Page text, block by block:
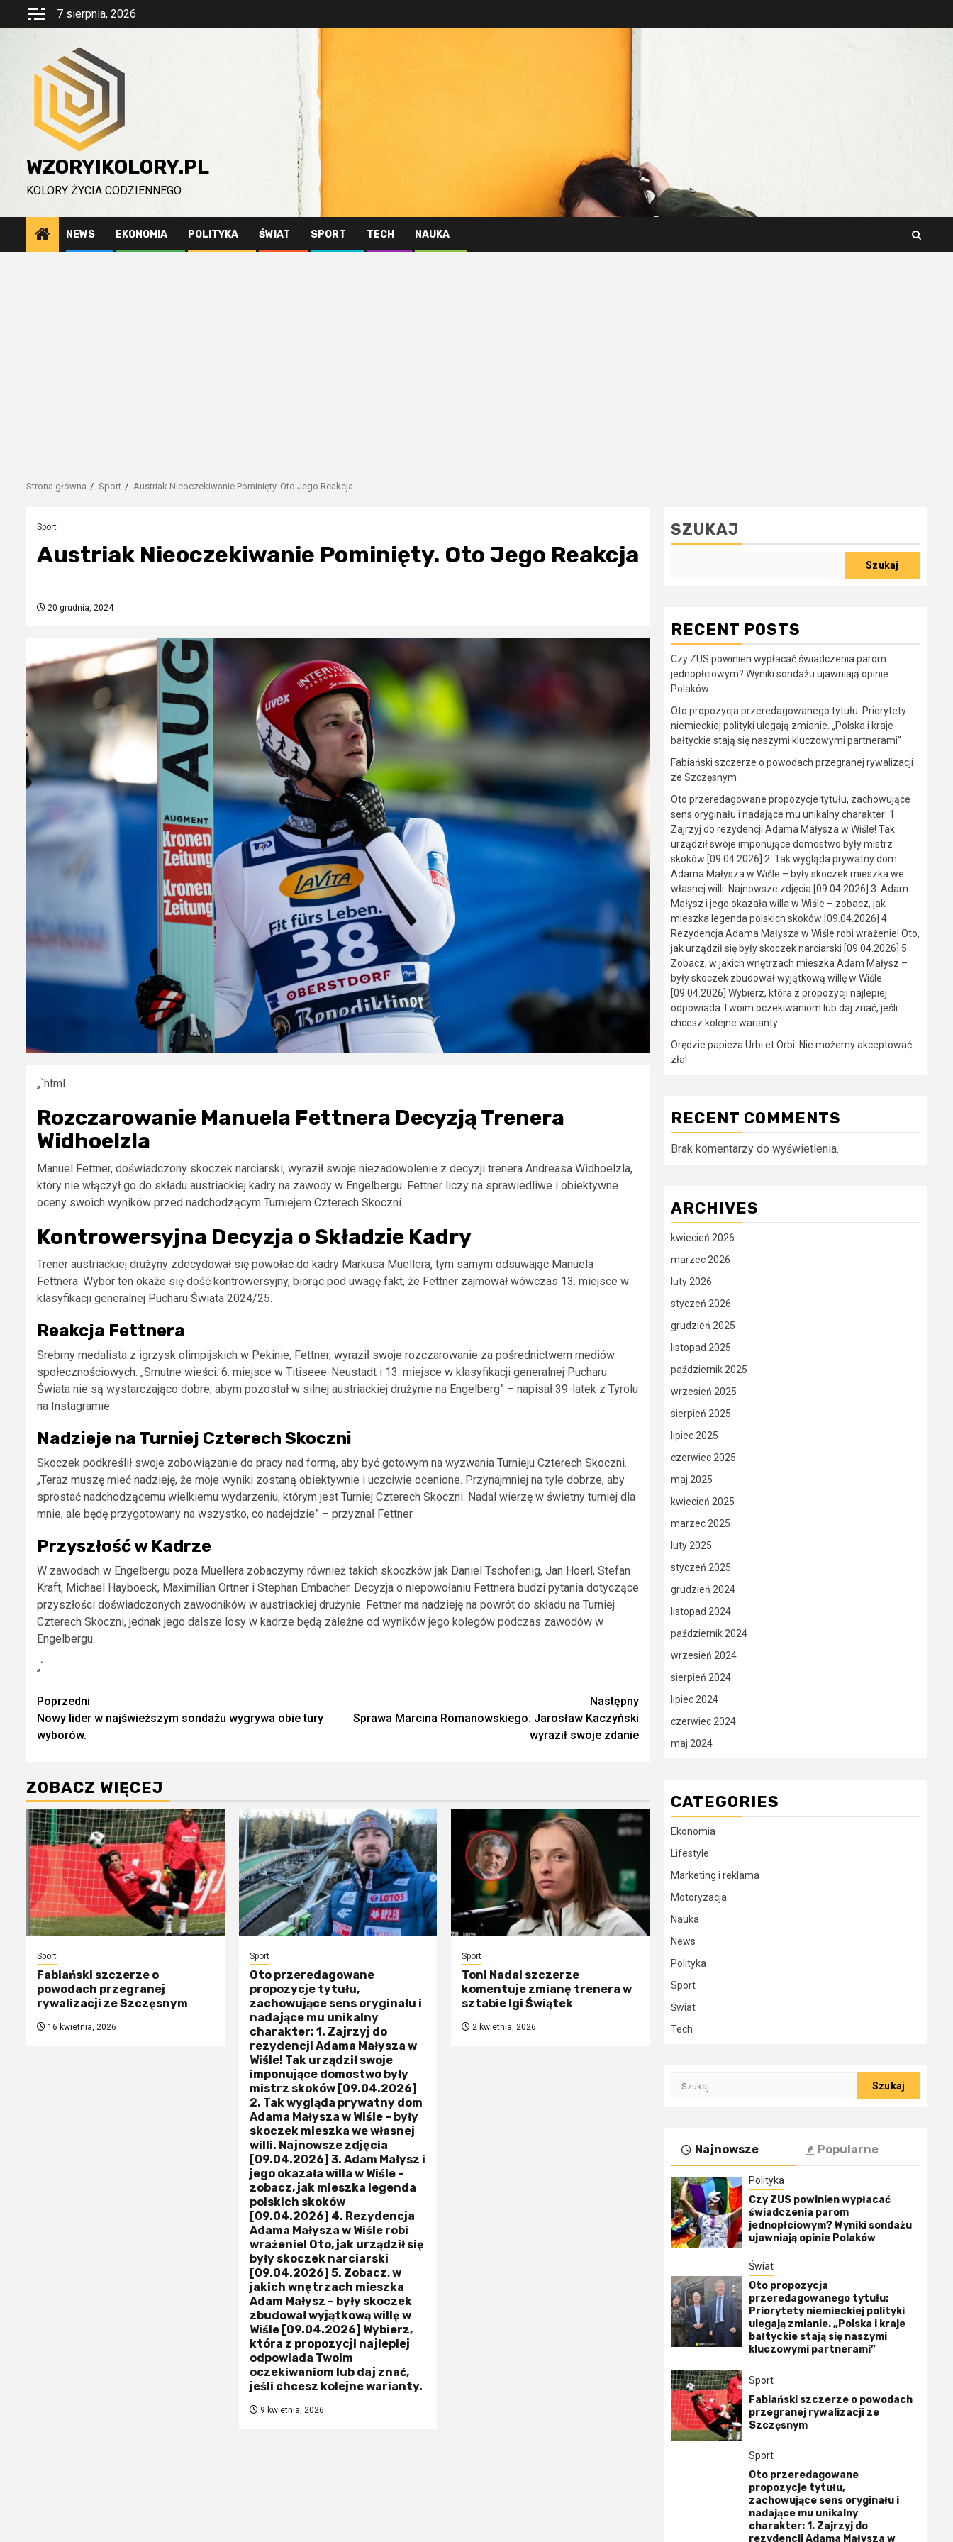
Przejdź
7 sierpnia, 2026
WZORYIKOLORY.PL
KOLORY ŻYCIA CODZIENNEGO
NEWS EKONOMIA POLITYKA ŚWIAT SPORT TECH NAUKA
Strona główna Sport Austriak Nieoczekiwanie Pominięty. Oto Jego Reakcja
Sport
Austriak Nieoczekiwanie Pominięty. Oto Jego Reakcja
20 grudnia, 2024
„`html
Rozczarowanie Manuela Fettnera Decyzją Trenera
Widhoelzla
Manuel Fettner, doświadczony skoczek narciarski, wyraził swoje niezadowolenie z decyzji trenera Andreasa Widhoelzla,
który nie włączył go do składu austriackiej kadry na zawody w Engelbergu. Fettner liczy na sprawiedliwe i obiektywne
oceny swoich wyników przed nadchodzącym Turniejem Czterech Skoczni.
Kontrowersyjna Decyzja o Składzie Kadry
Trener austriackiej drużyny zdecydował się powołać do kadry Markusa Muellera, tym samym odsuwając Manuela
Fettnera. Wybór ten okaże się dość kontrowersyjny, biorąc pod uwagę fakt, że Fettner zajmował wówczas 13. miejsce w
klasyfikacji generalnej Pucharu Świata 2024/25.
Reakcja Fettnera
Srebrny medalista z igrzysk olimpijskich w Pekinie, Fettner, wyraził swoje rozczarowanie za pośrednictwem mediów
społecznościowych. „Smutne wieści: 6. miejsce w Titiseee-Neustadt i 13. miejsce w klasyfikacji generalnej Pucharu
Świata nie są wystarczająco dobre, abym pozostał w silnej austriackiej drużynie na Engelberg” – napisał 39-latek z Tyrolu
na Instagramie.
Nadzieje na Turniej Czterech Skoczni
Skoczek podkreślił swoje zobowiązanie do pracy nad formą, aby być gotowym na wyzwania Turnieju Czterech Skoczni.
„Teraz muszę mieć nadzieję, że moje wyniki zostaną obiektywnie i uczciwie ocenione. Przynajmniej na tyle dobrze, aby
sprostać nadchodzącemu wielkiemu wydarzeniu, którym jest Turniej Czterech Skoczni. Nadal wierzę w świetny turniej dla
mnie, ale będę przygotowany na wszystko, co nadejdzie” – przyznał Fettner.
Przyszłość w Kadrze
W zawodach w Engelbergu poza Muellera zobaczymy również takich skoczków jak Daniel Tschofenig, Jan Hoerl, Stefan
Kraft, Michael Hayboeck, Maximilian Ortner i Stephan Embacher. Decyzja o niepowołaniu Fettnera budzi pytania dotyczące
przyszłości doświadczonych zawodników w austriackiej drużynie. Fettner ma nadzieję na powrót do składu na Turniej
Czterech Skoczni, jednak jego dalsze losy w kadrze będą zależne od wyników jego kolegów podczas zawodów w
Engelbergu.
„`
Zobacz
wpisy
Poprzedni
Nowy lider w najświeższym sondażu wygrywa obie tury
wyborów.
Następny
Sprawa Marcina Romanowskiego: Jarosław Kaczyński
wyraził swoje zdanie
ZOBACZ WIĘCEJ
Sport
Fabiański szczerze o
powodach przegranej
rywalizacji ze Szczęsnym
16 kwietnia, 2026
Sport
Oto przeredagowane
propozycje tytułu,
zachowujące sens oryginału i
nadające mu unikalny
charakter: 1. Zajrzyj do
rezydencji Adama Małysza w
Wiśle! Tak urządził swoje
imponujące domostwo były
mistrz skoków [09.04.2026]
2. Tak wygląda prywatny dom
Adama Małysza w Wiśle – były
skoczek mieszka we własnej
willi. Najnowsze zdjęcia
[09.04.2026] 3. Adam Małysz i
jego okazała willa w Wiśle –
zobacz, jak mieszka legenda
polskich skoków
[09.04.2026] 4. Rezydencja
Adama Małysza w Wiśle robi
wrażenie! Oto, jak urządził się
były skoczek narciarski
[09.04.2026] 5. Zobacz, w
jakich wnętrzach mieszka
Adam Małysz – były skoczek
zbudował wyjątkową willę w
Wiśle [09.04.2026] Wybierz,
która z propozycji najlepiej
odpowiada Twoim
oczekiwaniom lub daj znać,
jeśli chcesz kolejne warianty.
9 kwietnia, 2026
Sport
Toni Nadal szczerze
komentuje zmianę trenera w
sztabie Igi Świątek
2 kwietnia, 2026
SZUKAJ
Szukaj
RECENT POSTS
Czy ZUS powinien wypłacać świadczenia parom
jednopłciowym? Wyniki sondażu ujawniają opinie
Polaków
Oto propozycja przeredagowanego tytułu: Priorytety
niemieckiej polityki ulegają zmianie. „Polska i kraje
bałtyckie stają się naszymi kluczowymi partnerami”
Fabiański szczerze o powodach przegranej rywalizacji
ze Szczęsnym
Oto przeredagowane propozycje tytułu, zachowujące
sens oryginału i nadające mu unikalny charakter: 1.
Zajrzyj do rezydencji Adama Małysza w Wiśle! Tak
urządził swoje imponujące domostwo były mistrz
skoków [09.04.2026] 2. Tak wygląda prywatny dom
Adama Małysza w Wiśle – były skoczek mieszka we
własnej willi. Najnowsze zdjęcia [09.04.2026] 3. Adam
Małysz i jego okazała willa w Wiśle – zobacz, jak
mieszka legenda polskich skoków [09.04.2026] 4.
Rezydencja Adama Małysza w Wiśle robi wrażenie! Oto,
jak urządził się były skoczek narciarski [09.04.2026] 5.
Zobacz, w jakich wnętrzach mieszka Adam Małysz –
były skoczek zbudował wyjątkową willę w Wiśle
[09.04.2026] Wybierz, która z propozycji najlepiej
odpowiada Twoim oczekiwaniom lub daj znać, jeśli
chcesz kolejne warianty.
Orędzie papieża Urbi et Orbi: Nie możemy akceptować
zła!
RECENT COMMENTS
Brak komentarzy do wyświetlenia.
ARCHIVES
kwiecień 2026
marzec 2026
luty 2026
styczeń 2026
grudzień 2025
listopad 2025
październik 2025
wrzesień 2025
sierpień 2025
lipiec 2025
czerwiec 2025
maj 2025
kwiecień 2025
marzec 2025
luty 2025
styczeń 2025
grudzień 2024
listopad 2024
październik 2024
wrzesień 2024
sierpień 2024
lipiec 2024
czerwiec 2024
maj 2024
CATEGORIES
Ekonomia
Lifestyle
Marketing i reklama
Motoryzacja
Nauka
News
Polityka
Sport
Świat
Tech
Szukaj:
Najnowsze Popularne
Polityka
Czy ZUS powinien wypłacać
świadczenia parom
jednopłciowym? Wyniki sondażu
ujawniają opinie Polaków
Świat
Oto propozycja
przeredagowanego tytułu:
Priorytety niemieckiej polityki
ulegają zmianie. „Polska i kraje
bałtyckie stają się naszymi
kluczowymi partnerami”
Sport
Fabiański szczerze o powodach
przegranej rywalizacji ze
Szczęsnym
Sport
Oto przeredagowane
propozycje tytułu,
zachowujące sens oryginału i
nadające mu unikalny
charakter: 1. Zajrzyj do
rezydencji Adama Małysza w